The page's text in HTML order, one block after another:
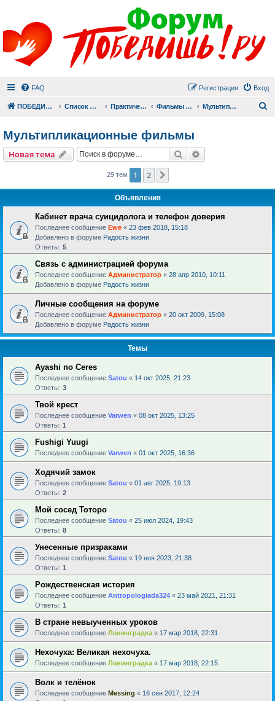
FAQ Вход
Регистрация
ПОБЕДИШЬ.РУ Список форумов Практический раздел Фильмы для души Мультипликационные фильмы
Мультипликационные фильмы
Новая тема Поиск
29 тем 1 2
Объявления
Кабинет врача суицидолога и телефон доверия
Последнее сообщение Ewe « 23 фев 2018, 15:18
Добавлено в форуме Радость жизни
Ответы: 5
Связь с администрацией форума
Последнее сообщение Администратор « 28 апр 2010, 10:11
Добавлено в форуме Радость жизни
Личные сообщения на форуме
Последнее сообщение Администратор « 20 окт 2009, 15:08
Добавлено в форуме Радость жизни
Темы
Ayashi no Ceres
Последнее сообщение Satou « 14 окт 2025, 21:23
Ответы: 3
Твой крест
Последнее сообщение Varwen « 08 окт 2025, 13:25
Ответы: 1
Fushigi Yuugi
Последнее сообщение Varwen « 01 окт 2025, 16:36
Ходячий замок
Последнее сообщение Satou « 01 авг 2025, 19:13
Ответы: 2
Мой сосед Тоторо
Последнее сообщение Satou « 25 июл 2024, 19:43
Ответы: 8
Унесенные призраками
Последнее сообщение Satou « 19 ноя 2023, 21:38
Ответы: 1
Рождественская история
Последнее сообщение Antropologiada324 « 23 май 2021, 21:31
Ответы: 1
В стране невыученных уроков
Последнее сообщение Ленинградка « 17 мар 2018, 22:31
Нехочуха: Великая нехочуха.
Последнее сообщение Ленинградка « 17 мар 2018, 22:15
Волк и телёнок
Последнее сообщение Messing « 16 сен 2017, 12:24